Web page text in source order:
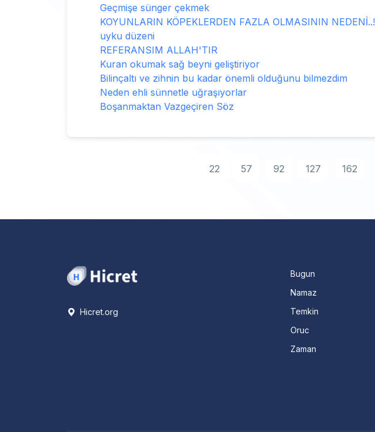
Geçmişe sünger çekmek
KOYUNLARIN KÖPEKLERDEN FAZLA OLMASININ NEDENİ..!
uyku düzeni
REFERANSIM ALLAH'TIR
Kuran okumak sağ beyni geliştiriyor
Bilinçaltı ve zihnin bu kadar önemli olduğunu bilmezdim
Neden ehli sünnetle uğraşıyorlar
Boşanmaktan Vazgeçiren Söz
22 57 92 127 162
Hicret.org
Bugun
Namaz
Temkin
Oruc
Zaman